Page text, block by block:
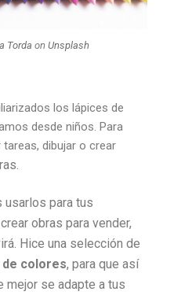
Torda on Unsplash
los lápices de
desde niños. Para
dibujar o crear
usarlos para tus
obras para vender,
Hice una selección de
de colores, para que así
mejor se adapte a tus